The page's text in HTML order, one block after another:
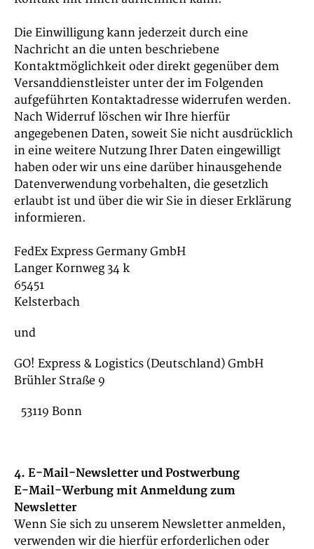
Die Einwilligung kann jederzeit durch eine
Nachricht an die unten beschriebene
Kontaktmöglichkeit oder direkt gegenüber dem
Versanddienstleister unter der im Folgenden
aufgeführten Kontaktadresse widerrufen werden.
Nach Widerruf löschen wir Ihre hierfür
angegebenen Daten, soweit Sie nicht ausdrücklich
in eine weitere Nutzung Ihrer Daten eingewilligt
haben oder wir uns eine darüber hinausgehende
Datenverwendung vorbehalten, die gesetzlich
erlaubt ist und über die wir Sie in dieser Erklärung
informieren.
FedEx Express Germany GmbH
Langer Kornweg 34 k
65451
Kelsterbach
und
GO! Express & Logistics (Deutschland) GmbH
Brühler Straße 9
53119 Bonn
4. E-Mail-Newsletter und Postwerbung
E-Mail-Werbung mit Anmeldung zum
Newsletter
Wenn Sie sich zu unserem Newsletter anmelden,
verwenden wir die hierfür erforderlichen oder